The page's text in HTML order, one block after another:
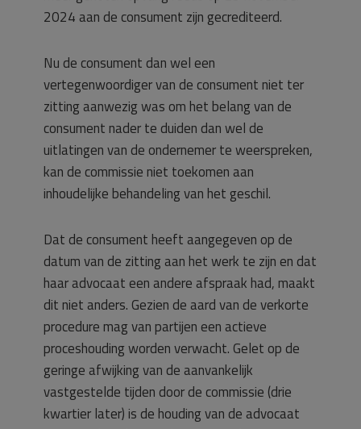
2024 aan de consument zijn gecrediteerd.
Nu de consument dan wel een
vertegenwoordiger van de consument niet ter
zitting aanwezig was om het belang van de
consument nader te duiden dan wel de
uitlatingen van de ondernemer te weerspreken,
kan de commissie niet toekomen aan
inhoudelijke behandeling van het geschil.
Dat de consument heeft aangegeven op de
datum van de zitting aan het werk te zijn en dat
haar advocaat een andere afspraak had, maakt
dit niet anders. Gezien de aard van de verkorte
procedure mag van partijen een actieve
proceshouding worden verwacht. Gelet op de
geringe afwijking van de aanvankelijk
vastgestelde tijden door de commissie (drie
kwartier later) is de houding van de advocaat